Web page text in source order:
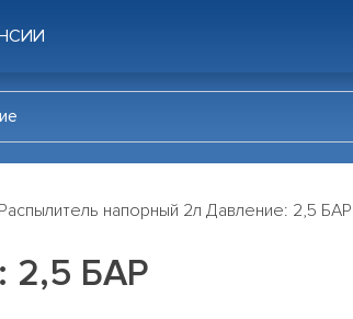
Распылитель напорный 2л Давление: 2,5 БАР
2,5 БАР